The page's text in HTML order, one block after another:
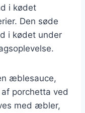
i kødet
Den søde
i kødet under
æblesauce,
porchetta ved
med æbler,